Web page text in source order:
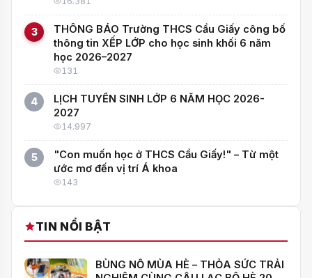
3
THÔNG BÁO Trường THCS Cầu Giấy công bố
thông tin XẾP LỚP cho học sinh khối 6 năm
học 2026–2027
131
4
LỊCH TUYỂN SINH LỚP 6 NĂM HỌC 2026-
2027
14.997
5
"Con muốn học ở THCS Cầu Giấy!" – Từ một
ước mơ đến vị trí Á khoa
143
TIN NỔI BẬT
BÙNG NỔ MÙA HÈ – THỎA SỨC TRẢI